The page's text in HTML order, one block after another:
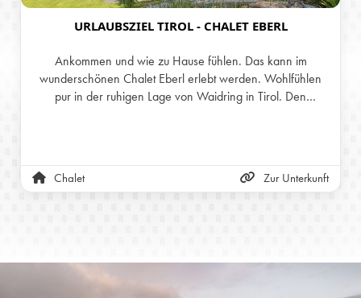
URLAUBSZIEL TIROL - CHALET EBERL
Ankommen und wie zu Hause fühlen. Das kann im
wunderschönen Chalet Eberl erlebt werden. Wohlfühlen
pur in der ruhigen Lage von Waidring in Tirol. Den
Chalet Zur Unterkunft